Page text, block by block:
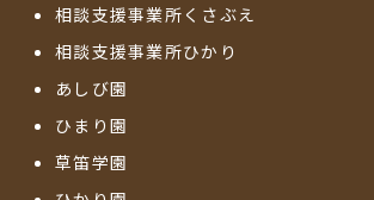
相談支援事業所くさぶえ
相談支援事業所ひかり
あしび園
ひまり園
草笛学園